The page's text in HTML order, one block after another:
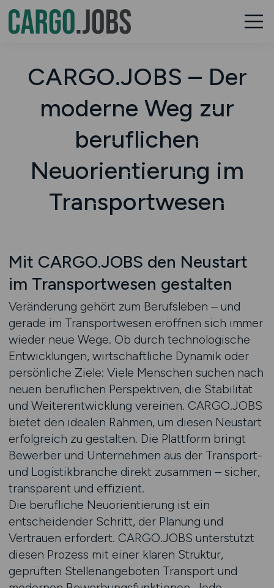
CARGO.JOBS – Der
moderne Weg zur
beruflichen
Neuorientierung im
Transportwesen
Mit CARGO.JOBS den Neustart
im Transportwesen gestalten
Veränderung gehört zum Berufsleben – und
gerade im Transportwesen eröffnen sich immer
wieder neue Wege. Ob durch technologische
Entwicklungen, wirtschaftliche Dynamik oder
persönliche Ziele: Viele Menschen suchen nach
neuen beruflichen Perspektiven, die Stabilität
und Weiterentwicklung vereinen. CARGO.JOBS
bietet den idealen Rahmen, um diesen Neustart
erfolgreich zu gestalten. Die Plattform bringt
Bewerber und Unternehmen aus der Transport-
und Logistikbranche direkt zusammen – sicher,
transparent und effizient.
Die berufliche Neuorientierung ist ein
entscheidender Schritt, der Planung und
Vertrauen erfordert. CARGO.JOBS unterstützt
diesen Prozess mit einer klaren Struktur,
geprüften Stellenangeboten Transport und